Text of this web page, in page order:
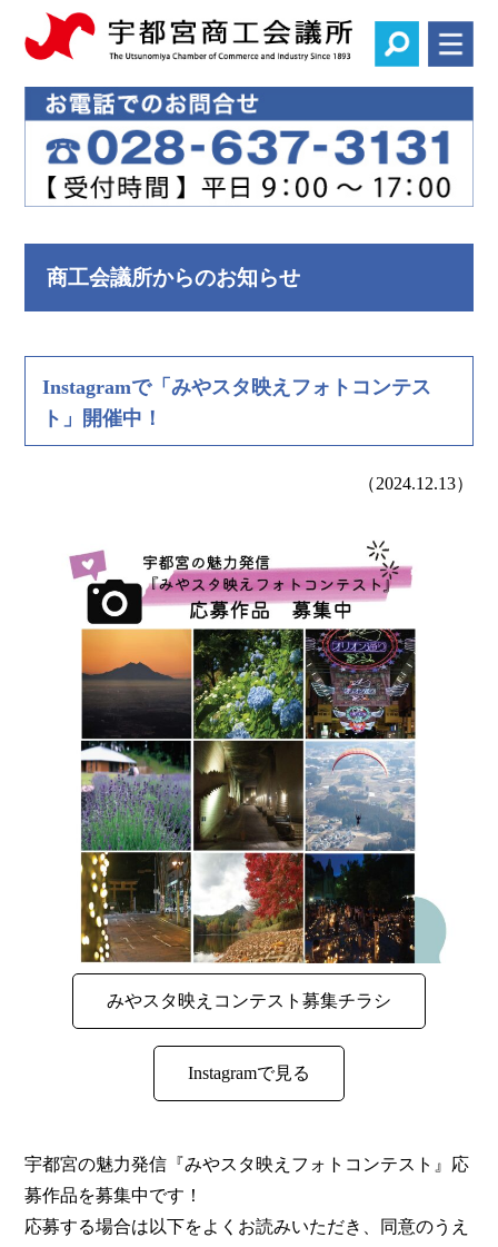
商工会議所からのお知らせ
Instagramで「みやスタ映えフォトコンテス
ト」開催中！
（2024.12.13）
みやスタ映えコンテスト募集チラシ
Instagramで見る
宇都宮の魅力発信『みやスタ映えフォトコンテスト』応
募作品を募集中です！
応募する場合は以下をよくお読みいただき、同意のうえ